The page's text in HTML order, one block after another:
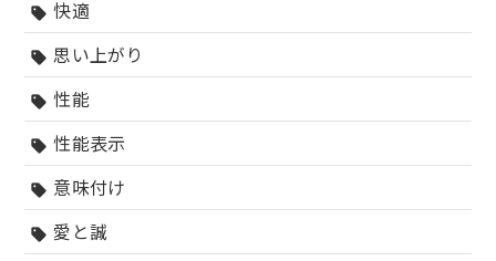
sell 快適
sell 思い上がり
sell 性能
sell 性能表示
sell 意味付け
sell 愛と誠